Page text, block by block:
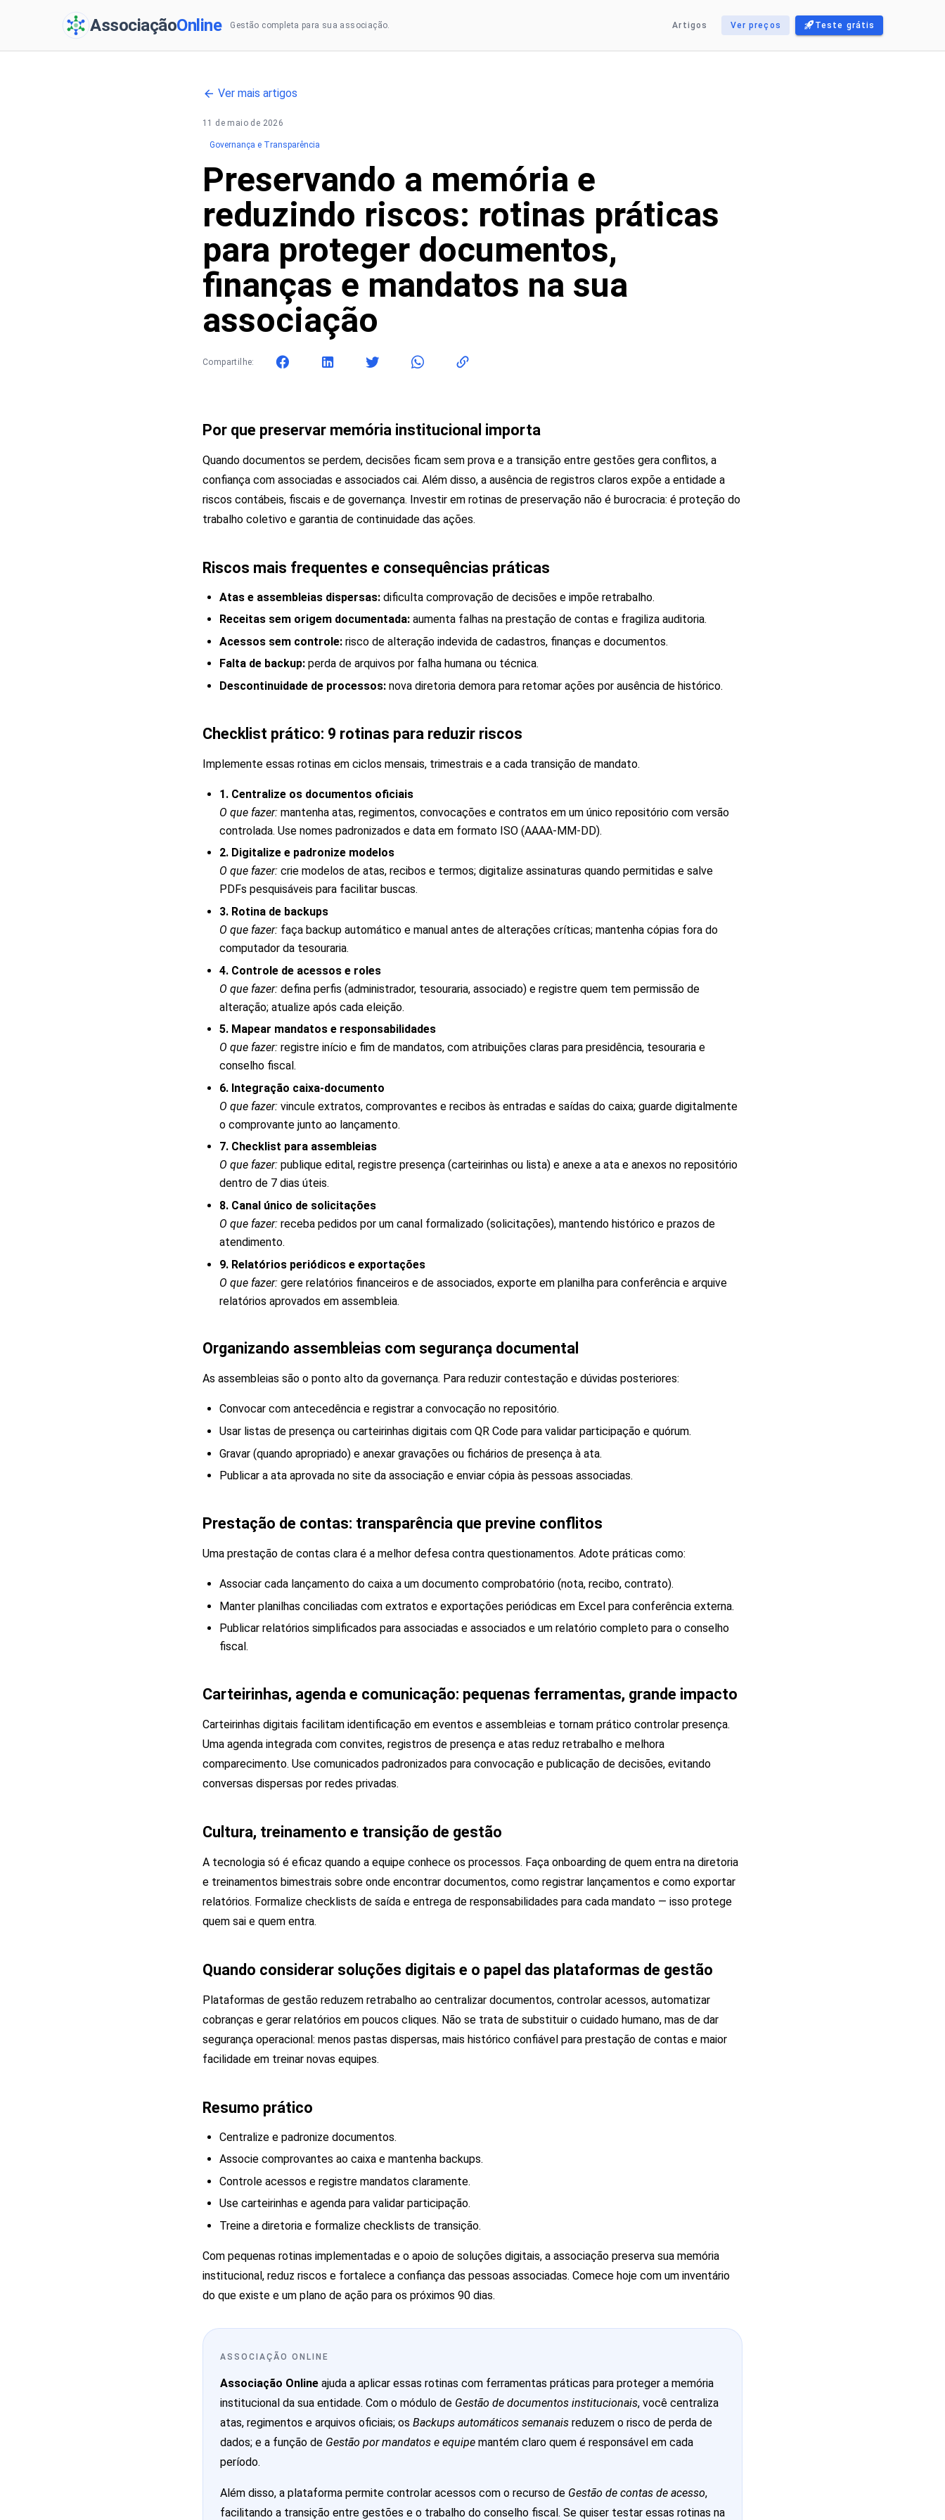
AssociaçãoOnline Gestão completa para sua associação. Artigos Ver preços Teste grátis
Ver mais artigos
11 de maio de 2026
Governança e Transparência
Preservando a memória e
reduzindo riscos: rotinas práticas
para proteger documentos,
finanças e mandatos na sua
associação
Compartilhe:
Por que preservar memória institucional importa
Quando documentos se perdem, decisões ficam sem prova e a transição entre gestões gera conflitos, a
confiança com associadas e associados cai. Além disso, a ausência de registros claros expõe a entidade a
riscos contábeis, fiscais e de governança. Investir em rotinas de preservação não é burocracia: é proteção do
trabalho coletivo e garantia de continuidade das ações.
Riscos mais frequentes e consequências práticas
Atas e assembleias dispersas: dificulta comprovação de decisões e impõe retrabalho.
Receitas sem origem documentada: aumenta falhas na prestação de contas e fragiliza auditoria.
Acessos sem controle: risco de alteração indevida de cadastros, finanças e documentos.
Falta de backup: perda de arquivos por falha humana ou técnica.
Descontinuidade de processos: nova diretoria demora para retomar ações por ausência de histórico.
Checklist prático: 9 rotinas para reduzir riscos
Implemente essas rotinas em ciclos mensais, trimestrais e a cada transição de mandato.
1. Centralize os documentos oficiais
O que fazer: mantenha atas, regimentos, convocações e contratos em um único repositório com versão
controlada. Use nomes padronizados e data em formato ISO (AAAA-MM-DD).
2. Digitalize e padronize modelos
O que fazer: crie modelos de atas, recibos e termos; digitalize assinaturas quando permitidas e salve
PDFs pesquisáveis para facilitar buscas.
3. Rotina de backups
O que fazer: faça backup automático e manual antes de alterações críticas; mantenha cópias fora do
computador da tesouraria.
4. Controle de acessos e roles
O que fazer: defina perfis (administrador, tesouraria, associado) e registre quem tem permissão de
alteração; atualize após cada eleição.
5. Mapear mandatos e responsabilidades
O que fazer: registre início e fim de mandatos, com atribuições claras para presidência, tesouraria e
conselho fiscal.
6. Integração caixa-documento
O que fazer: vincule extratos, comprovantes e recibos às entradas e saídas do caixa; guarde digitalmente
o comprovante junto ao lançamento.
7. Checklist para assembleias
O que fazer: publique edital, registre presença (carteirinhas ou lista) e anexe a ata e anexos no repositório
dentro de 7 dias úteis.
8. Canal único de solicitações
O que fazer: receba pedidos por um canal formalizado (solicitações), mantendo histórico e prazos de
atendimento.
9. Relatórios periódicos e exportações
O que fazer: gere relatórios financeiros e de associados, exporte em planilha para conferência e arquive
relatórios aprovados em assembleia.
Organizando assembleias com segurança documental
As assembleias são o ponto alto da governança. Para reduzir contestação e dúvidas posteriores:
Convocar com antecedência e registrar a convocação no repositório.
Usar listas de presença ou carteirinhas digitais com QR Code para validar participação e quórum.
Gravar (quando apropriado) e anexar gravações ou fichários de presença à ata.
Publicar a ata aprovada no site da associação e enviar cópia às pessoas associadas.
Prestação de contas: transparência que previne conflitos
Uma prestação de contas clara é a melhor defesa contra questionamentos. Adote práticas como:
Associar cada lançamento do caixa a um documento comprobatório (nota, recibo, contrato).
Manter planilhas conciliadas com extratos e exportações periódicas em Excel para conferência externa.
Publicar relatórios simplificados para associadas e associados e um relatório completo para o conselho
fiscal.
Carteirinhas, agenda e comunicação: pequenas ferramentas, grande impacto
Carteirinhas digitais facilitam identificação em eventos e assembleias e tornam prático controlar presença.
Uma agenda integrada com convites, registros de presença e atas reduz retrabalho e melhora
comparecimento. Use comunicados padronizados para convocação e publicação de decisões, evitando
conversas dispersas por redes privadas.
Cultura, treinamento e transição de gestão
A tecnologia só é eficaz quando a equipe conhece os processos. Faça onboarding de quem entra na diretoria
e treinamentos bimestrais sobre onde encontrar documentos, como registrar lançamentos e como exportar
relatórios. Formalize checklists de saída e entrega de responsabilidades para cada mandato — isso protege
quem sai e quem entra.
Quando considerar soluções digitais e o papel das plataformas de gestão
Plataformas de gestão reduzem retrabalho ao centralizar documentos, controlar acessos, automatizar
cobranças e gerar relatórios em poucos cliques. Não se trata de substituir o cuidado humano, mas de dar
segurança operacional: menos pastas dispersas, mais histórico confiável para prestação de contas e maior
facilidade em treinar novas equipes.
Resumo prático
Centralize e padronize documentos.
Associe comprovantes ao caixa e mantenha backups.
Controle acessos e registre mandatos claramente.
Use carteirinhas e agenda para validar participação.
Treine a diretoria e formalize checklists de transição.
Com pequenas rotinas implementadas e o apoio de soluções digitais, a associação preserva sua memória
institucional, reduz riscos e fortalece a confiança das pessoas associadas. Comece hoje com um inventário
do que existe e um plano de ação para os próximos 90 dias.
ASSOCIAÇÃO ONLINE
Associação Online ajuda a aplicar essas rotinas com ferramentas práticas para proteger a memória
institucional da sua entidade. Com o módulo de Gestão de documentos institucionais, você centraliza
atas, regimentos e arquivos oficiais; os Backups automáticos semanais reduzem o risco de perda de
dados; e a função de Gestão por mandatos e equipe mantém claro quem é responsável em cada
período.
Além disso, a plataforma permite controlar acessos com o recurso de Gestão de contas de acesso,
facilitando a transição entre gestões e o trabalho do conselho fiscal. Se quiser testar essas rotinas na